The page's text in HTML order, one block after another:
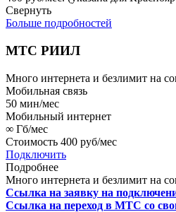
Свернуть
Больше подробностей
МТС РИИЛ
Много интернета и безлимит на
Мобильная связь
50 мин/мес
Мобильный интернет
∞ Гб/мес
Стоимость 400 руб/мес
Подключить
Подробнее
Много интернета и безлимит на
Ссылка на заявку на
Ссылка на переход в МТС со